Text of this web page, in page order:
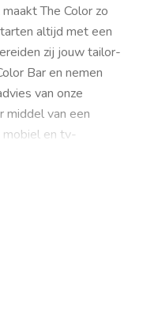
The Color zo
altijd met een
zij jouw tailor-
Bar en nemen
van onze
middel van een
mobiel en tv-
Het Creative
spotten trends en
kleurtechnieken